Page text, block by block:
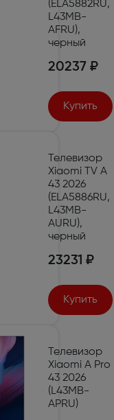
(ELA5882RU,
L43MB-
AFRU),
черный
20237 ₽
Купить
Телевизор
Xiaomi TV A
43 2026
(ELA5886RU,
L43MB-
AURU),
черный
23231 ₽
Купить
Телевизор
Xiaomi A Pro
43 2026
(L43MB-
APRU)